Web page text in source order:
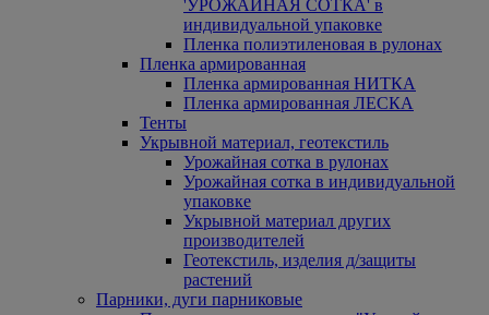
'УРОЖАЙНАЯ СОТКА' в
индивидуальной упаковке
Пленка полиэтиленовая в рулонах
Пленка армированная
Пленка армированная НИТКА
Пленка армированная ЛЕСКА
Тенты
Укрывной материал, геотекстиль
Урожайная сотка в рулонах
Урожайная сотка в индивидуальной
упаковке
Укрывной материал других
производителей
Геотекстиль, изделия д/защиты
растений
Парники, дуги парниковые